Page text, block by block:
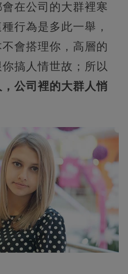
在公司的大群裡寒
行為是多此一舉，
會搭理你，高層的
搞人情世故；所以
公司裡的大群人悄